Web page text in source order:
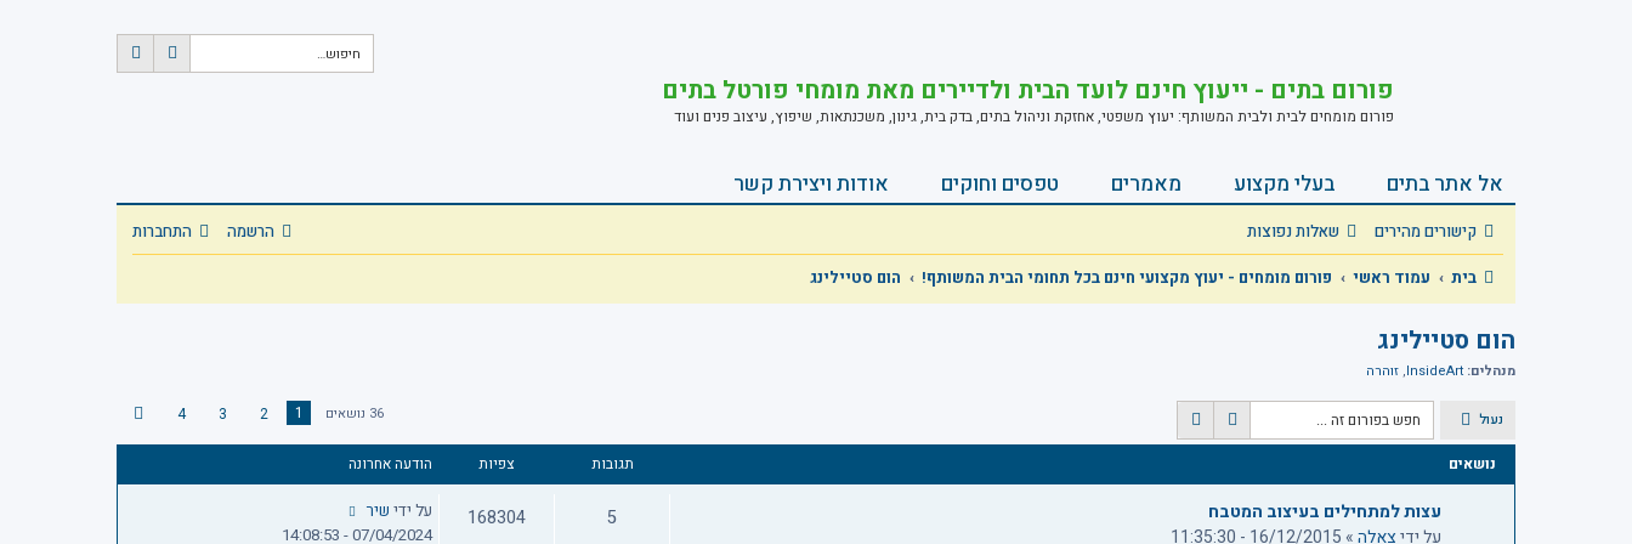
פורום בתים - ייעוץ חינם לועד הבית ולדיירים מאת מומחי פורטל בתים
פורום מומחים לבית ולבית המשותף: יעוץ משפטי, אחזקת וניהול בתים, בדק בית, גינון, משכנתאות, שיפוץ, עיצוב פנים ועוד
ח
י
ח
י
ם
אל אתר בתים בעלי מקצוע מאמרים טפסים וחוקים אודות ויצירת קשר
קישורים מהירים שאלות נפוצות התחברות
הרשמה
בית
עמוד ראשי פורום מומחים - יעוץ מקצועי חינם בכל תחומי הבית המשותף! הום סטיילינג
הום סטיילינג
מנהלים: InsideArt
, זוהרה
נעול
ח
י
ש
ח
י
מ
36 נושאים 1
2
3
4
נושאים תגובות צפיות הודעה אחרונה
עצות למתחילים בעיצוב המטבח
על ידיצאלה»
16/12/2015 - 11:35:30
5
168304 על ידי שיר
07/04/2024 - 14:08:53